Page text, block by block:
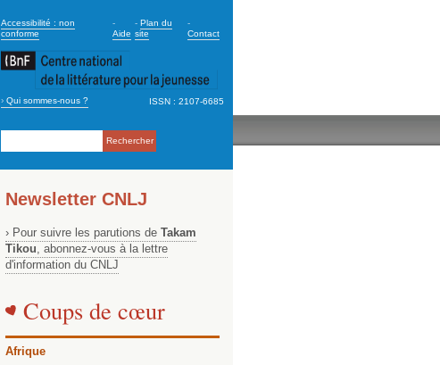
secondary_2
Accessibilité : non
conforme
-
Aide
-Plan du
site
-
Contact
Navigation
› Qui sommes-nous ? ISSN : 2107-6685
Newsletter CNLJ
› Pour suivre les parutions de Takam
Tikou, abonnez-vous à la lettre
d'information du CNLJ
Coups de cœur
Afrique